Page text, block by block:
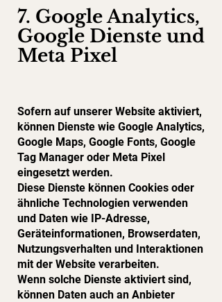
7. Google Analytics,
Google Dienste und
Meta Pixel
Sofern auf unserer Website aktiviert,
können Dienste wie Google Analytics,
Google Maps, Google Fonts, Google
Tag Manager oder Meta Pixel
eingesetzt werden.
Diese Dienste können Cookies oder
ähnliche Technologien verwenden
und Daten wie IP-Adresse,
Geräteinformationen, Browserdaten,
Nutzungsverhalten und Interaktionen
mit der Website verarbeiten.
Wenn solche Dienste aktiviert sind,
können Daten auch an Anbieter